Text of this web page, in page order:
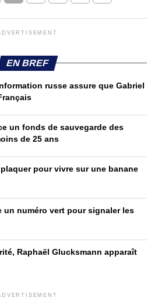
EN BREF
russe assure que Gabriel
un fonds de sauvegarde des
de 25 ans
pour vivre sur une banane
un numéro vert pour signaler les
Raphaël Glucksmann apparaît